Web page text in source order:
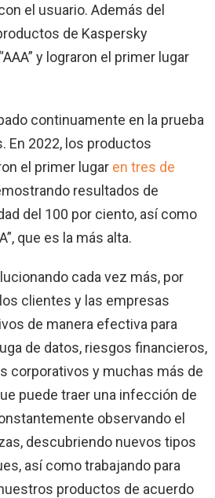
el usuario. Además del
de Kaspersky
y lograron el primer lugar
continuamente en la prueba
En 2022, los productos
el primer lugar en tres de
resultados de
del 100 por ciento, así como
que es la más alta.
cada vez más, por
clientes y las empresas
de manera efectiva para
de datos, riesgos financieros,
corporativos y muchas más de
puede traer una infección de
observando el
descubriendo nuevos tipos
así como trabajando para
productos de acuerdo